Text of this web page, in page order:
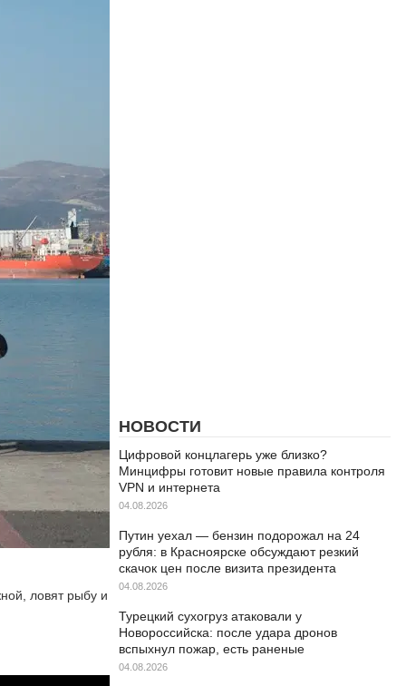
ловят рыбу и
НОВОСТИ
Цифровой концлагерь уже близко?
Минцифры готовит новые правила контроля
VPN и интернета
04.08.2026
Путин уехал — бензин подорожал на 24
рубля: в Красноярске обсуждают резкий
скачок цен после визита президента
04.08.2026
Турецкий сухогруз атаковали у
Новороссийска: после удара дронов
вспыхнул пожар, есть раненые
04.08.2026